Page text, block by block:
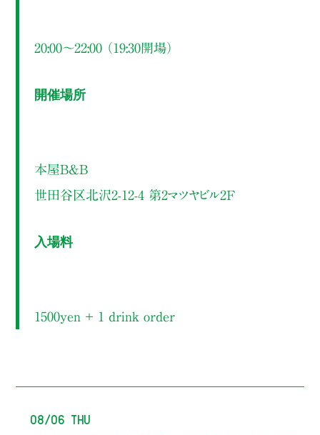
20:00～22:00 （19:30開場）
開催場所
本屋B&B
世田谷区北沢2-12-4 第2マツヤビル2F
入場料
1500yen ＋ 1 drink order
08/06 Thu